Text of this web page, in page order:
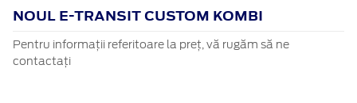
NOUL E-TRANSIT CUSTOM KOMBI
Pentru informații referitoare la preț, vă rugăm să ne
contactați